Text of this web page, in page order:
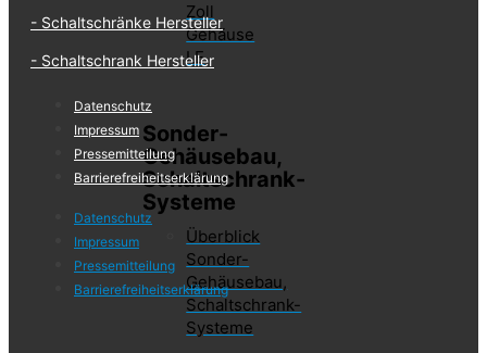
Zoll
Gehäuse
LE
Sonder-
Gehäusebau,
Schaltschrank-
Systeme
Überblick
Sonder-
Gehäusebau,
Schaltschrank-
Systeme
Schaltschränke Hersteller
Schaltschrank Hersteller
Datenschutz
Impressum
Pressemitteilung
Barrierefreiheits­erklärung
Datenschutz
Impressum
Pressemitteilung
Barrierefreiheits­erklärung